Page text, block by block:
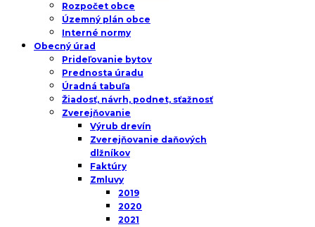
Rozpočet obce
Územný plán obce
Interné normy
Obecný úrad
Prideľovanie bytov
Prednosta úradu
Úradná tabuľa
Žiadosť, návrh, podnet, sťažnosť
Zverejňovanie
Výrub drevín
Zverejňovanie daňových
dlžníkov
Faktúry
Zmluvy
2019
2020
2021